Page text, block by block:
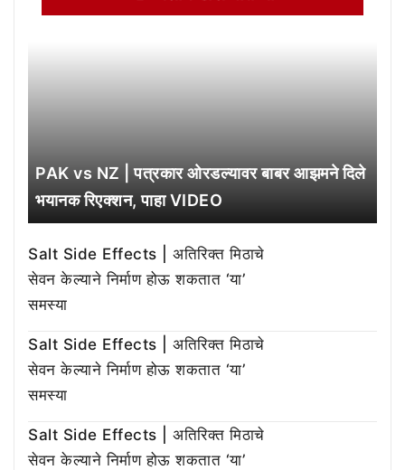
PAK vs NZ | पत्रकार ओरडल्यावर बाबर आझमने दिले
भयानक रिएक्शन, पाहा VIDEO
Salt Side Effects | अतिरिक्त मिठाचे
सेवन केल्याने निर्माण होऊ शकतात ‘या’
समस्या
Salt Side Effects | अतिरिक्त मिठाचे
सेवन केल्याने निर्माण होऊ शकतात ‘या’
समस्या
Salt Side Effects | अतिरिक्त मिठाचे
सेवन केल्याने निर्माण होऊ शकतात ‘या’